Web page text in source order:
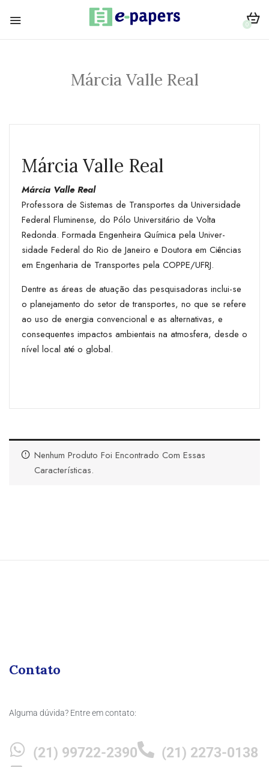
0
Márcia Valle Real
Márcia Valle Real
Márcia Valle Real
Professora de Sistemas de Transportes da Universidade
Federal Flu­minense, do Pólo Universitário de Volta
Redonda. Formada Engenheira Química pela Univer­
sidade Federal do Rio de Janeiro e Doutora em Ciências
em Engenharia de Transportes pela COPPE/UFRJ.
Dentre as áreas de atuação das pesquisadoras inclui-se
o planejamento do setor de transportes, no que se refere
ao uso de energia convencional e as alternativas, e
consequentes impactos ambientais na atmosfera, desde o
nível local até o global.
Nenhum Produto Foi Encontrado Com Essas
Características.
Contato
Alguma dúvida? Entre em contato:
(21) 99722-2390
(21) 2273-0138